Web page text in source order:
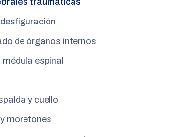
traumáticas
de órganos internos
espinal
y cuello
moretones